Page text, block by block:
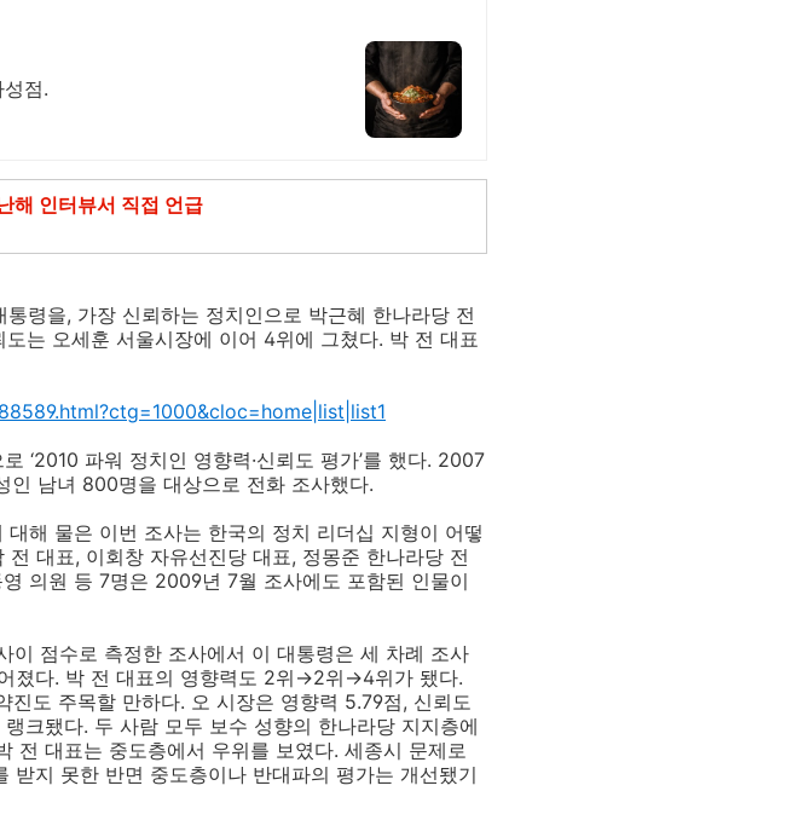
점.
해 인터뷰서 직접 언급
령을, 가장 신뢰하는 정치인으로 박근혜 한나라당 전
는 오세훈 서울시장에 이어 4위에 그쳤다. 박 전 대표
‘2010 파워 정치인 영향력·신뢰도 평가’를 했다. 2007
남녀 800명을 대상으로 전화 조사했다.
해 물은 이번 조사는 한국의 정치 리더십 지형이 어떻
대표, 이회창 자유선진당 대표, 정몽준 한나라당 전
의원 등 7명은 2009년 7월 조사에도 포함된 인물이
이 점수로 측정한 조사에서 이 대통령은 세 차례 조사
졌다. 박 전 대표의 영향력도 2위→2위→4위가 됐다.
도 주목할 만하다. 오 시장은 영향력 5.79점, 신뢰도
크됐다. 두 사람 모두 보수 성향의 한나라당 지지층에
전 대표는 중도층에서 우위를 보였다. 세종시 문제로
지 못한 반면 중도층이나 반대파의 평가는 개선됐기